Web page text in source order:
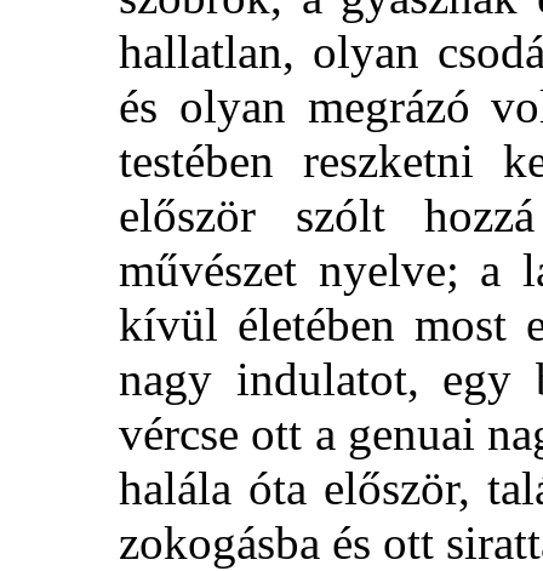
hallatlan, olyan
és olyan megrázó
testében reszketni
először szólt
művészet nyelve; a
kívül életében most
nagy indulatot, egy
vércse ott a genuai
halála óta először,
zokogásba és ott